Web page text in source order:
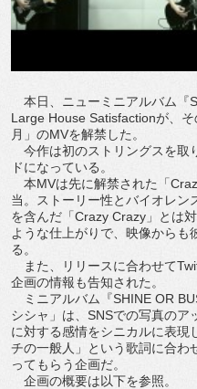
本日、ニューミニアルバム『
Large House Satisfactionが、
月」のMVを解禁した。
今作は初のストリングスを取
ドになっている。
本MVは先に解禁された「
当。ストーリー性とバイオレン
を含んだ「Crazy Crazy」とは
ような仕上がりで、映像から
る。
また、リリースに合わせて
企画の情報も告知された。
ミニアルバム『SHINE OR
シシャ」は、SNSでの写真の
に対する感情をシニカルに表現
チの一般人」という歌詞に合わ
ってもらう企画だ。
企画の概要は以下を参照。